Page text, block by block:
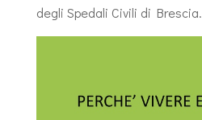
degli Spedali Civili di Brescia.